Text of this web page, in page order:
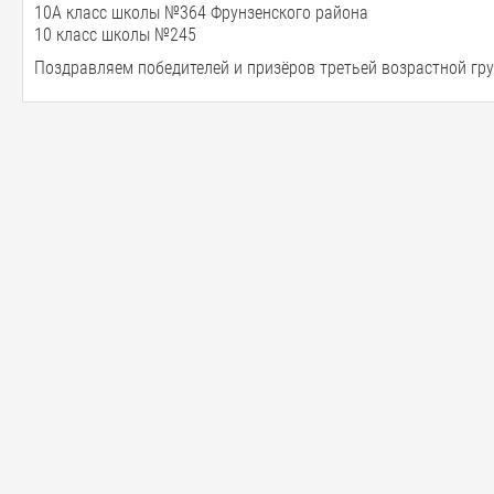
10А класс школы №364 Фрунзенского района
10 класс школы №245
Поздравляем победителей и призёров третьей возрастной